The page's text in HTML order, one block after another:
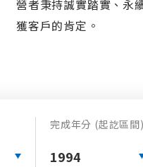
營者秉持誠實踏實、永
獲客戶的肯定。
完成年分 (起訖區間)
1994